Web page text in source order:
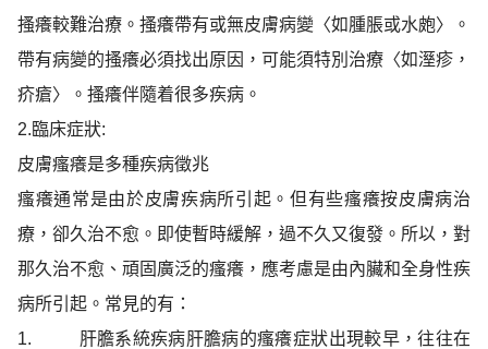
搔癢較難治療。搔癢帶有或無皮膚病變〈如腫脹或水皰〉。
帶有病變的搔癢必須找出原因，可能須特別治療〈如溼疹，
疥瘡〉。搔癢伴隨着很多疾病。
2.臨床症狀:
皮膚瘙癢是多種疾病徵兆
瘙癢通常是由於皮膚疾病所引起。但有些瘙癢按皮膚病治
療，卻久治不愈。即使暫時緩解，過不久又復發。所以，對
那久治不愈、頑固廣泛的瘙癢，應考慮是由內臟和全身性疾
病所引起。 常見的有：
1.
肝膽系統疾病肝膽病的瘙癢症狀出現較早，往往在